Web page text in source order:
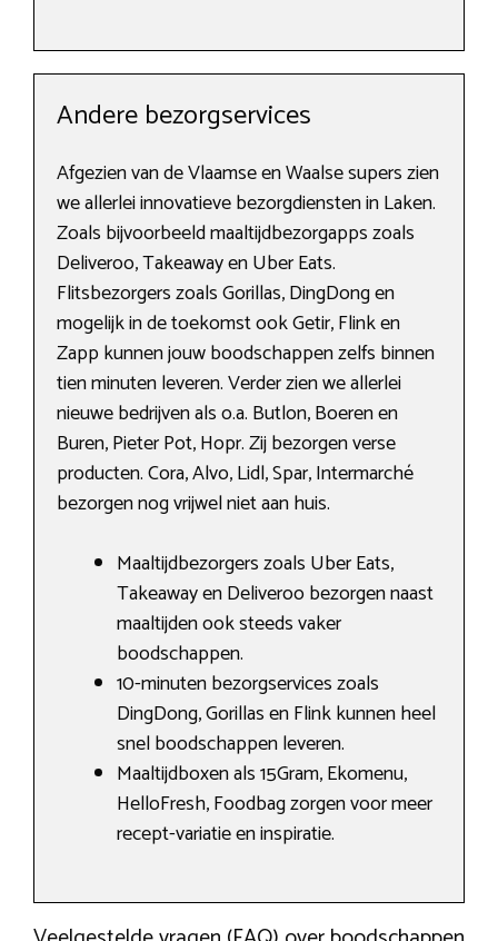
Andere bezorgservices
Afgezien van de Vlaamse en Waalse supers zien
we allerlei innovatieve bezorgdiensten in Laken.
Zoals bijvoorbeeld maaltijdbezorgapps zoals
Deliveroo, Takeaway en Uber Eats.
Flitsbezorgers zoals Gorillas, DingDong en
mogelijk in de toekomst ook Getir, Flink en
Zapp kunnen jouw boodschappen zelfs binnen
tien minuten leveren. Verder zien we allerlei
nieuwe bedrijven als o.a. Butlon, Boeren en
Buren, Pieter Pot, Hopr. Zij bezorgen verse
producten. Cora, Alvo, Lidl, Spar, Intermarché
bezorgen nog vrijwel niet aan huis.
Maaltijdbezorgers zoals Uber Eats,
Takeaway en Deliveroo bezorgen naast
maaltijden ook steeds vaker
boodschappen.
10-minuten bezorgservices zoals
DingDong, Gorillas en Flink kunnen heel
snel boodschappen leveren.
Maaltijdboxen als 15Gram, Ekomenu,
HelloFresh, Foodbag zorgen voor meer
recept-variatie en inspiratie.